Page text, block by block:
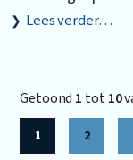
Lees verder…
Getoond 1 tot10
1 2